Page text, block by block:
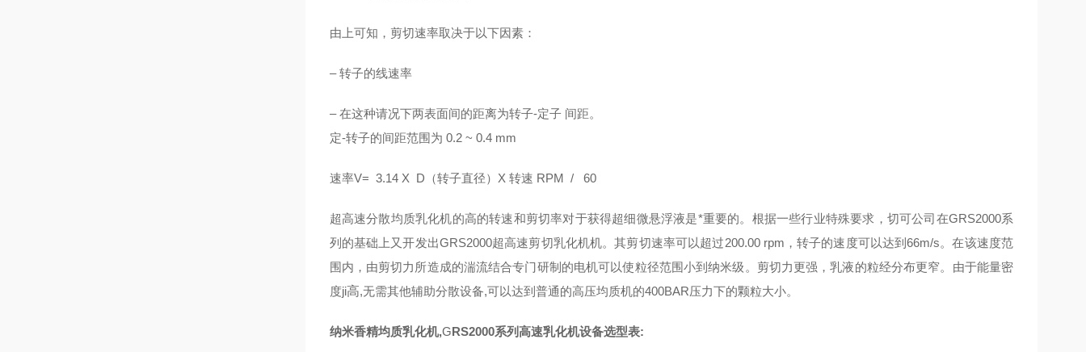
由上可知，剪切速率取决于以下因素：
– 转子的线速率
– 在这种请况下两表面间的距离为转子-定子 间距。
定-转子的间距范围为 0.2 ~ 0.4 mm
速率V= 3.14 X D（转子直径）X 转速 RPM / 60
超高速分散均质乳化机的高的转速和剪切率对于获得超细微悬浮液是*重要的。根据一些行业特殊要求，切可公司在GRS2000系
列的基础上又开发出GRS2000超高速剪切乳化机机。其剪切速率可以超过200.00 rpm，转子的速度可以达到66m/s。在该速度范
围内，由剪切力所造成的湍流结合专门研制的电机可以使粒径范围小到纳米级。剪切力更强，乳液的粒经分布更窄。由于能量密
度ji高,无需其他辅助分散设备,可以达到普通的高压均质机的400BAR压力下的颗粒大小。
纳米香精均质乳化机,GRS2000系列高速乳化机设备选型表: